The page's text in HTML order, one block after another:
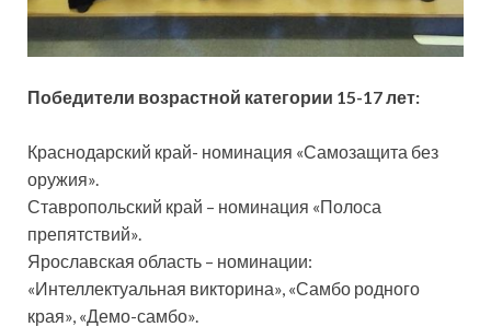
Победители возрастной категории 15-17 лет:
Краснодарский край- номинация «Самозащита без
оружия».
Ставропольский край – номинация «Полоса
препятствий».
Ярославская область – номинации:
«Интеллектуальная викторина», «Самбо родного
края», «Демо-самбо».